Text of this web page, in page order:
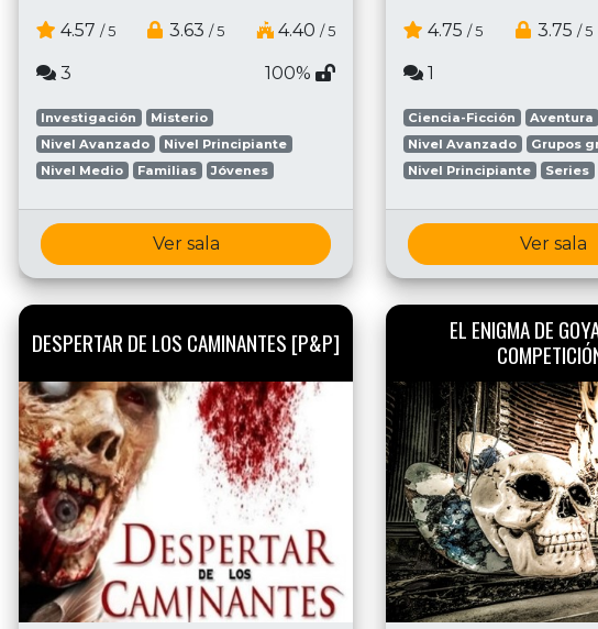
4.57 / 5 3.63 / 5 4.40 / 5
3 100%
Investigación
Misterio
Nivel Avanzado
Nivel Principiante
Nivel Medio
Familias Jóvenes
Ver sala
4.75 / 5 3.75 / 5
1
Ciencia-Ficción
Aventura
Nivel Avanzado
Grupos
Nivel Principiante
Series
Ver sala
DESPERTAR DE LOS CAMINANTES [P&P] EL ENIGMA DE